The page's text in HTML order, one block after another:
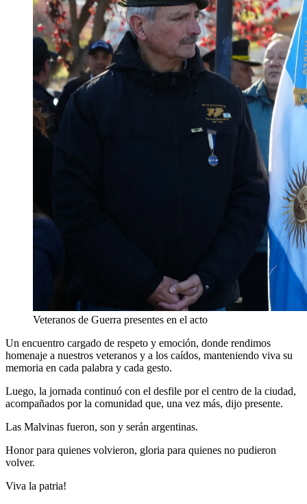
Veteranos de Guerra presentes en el acto
Un encuentro cargado de respeto y emoción, donde rendimos
homenaje a nuestros veteranos y a los caídos, manteniendo viva su
memoria en cada palabra y cada gesto.
Luego, la jornada continuó con el desfile por el centro de la ciudad,
acompañados por la comunidad que, una vez más, dijo presente.
Las Malvinas fueron, son y serán argentinas.
Honor para quienes volvieron, gloria para quienes no pudieron
volver.
Viva la patria!